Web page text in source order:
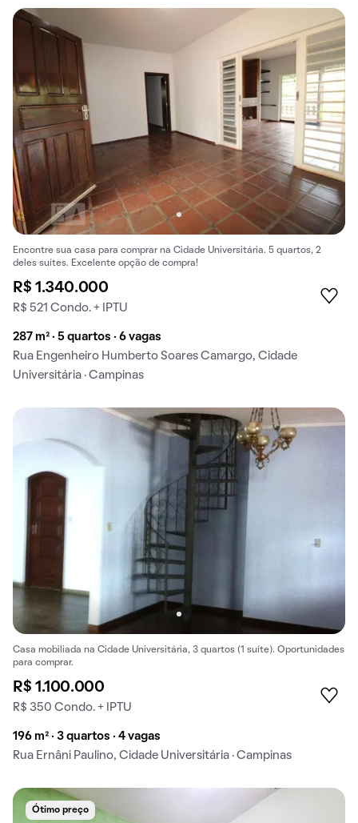
Encontre sua casa para comprar na Cidade Universitária. 5 quartos, 2
deles suítes. Excelente opção de compra!
R$ 1.340.000
R$ 521 Condo. + IPTU
287 m² · 5 quartos · 6 vagas
Rua Engenheiro Humberto Soares Camargo, Cidade
Universitária · Campinas
Casa mobiliada na Cidade Universitária, 3 quartos (1 suíte). Oportunidades
para comprar.
R$ 1.100.000
R$ 350 Condo. + IPTU
196 m² · 3 quartos · 4 vagas
Rua Ernâni Paulino, Cidade Universitária · Campinas
Ótimo preço